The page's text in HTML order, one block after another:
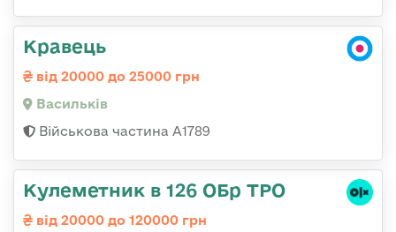
Кравець
від 20000 до 25000 грн
Васильків
Військова частина А1789
Кулеметник в 126 ОБр ТРО
від 20000 до 120000 грн